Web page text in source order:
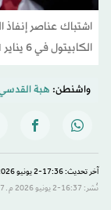
اشتباك عناصر
الكابيتول في 6 يناير 2021 (رويترز)
واشنطن: هبة
آخر تحديث: 17:36-2 يونيو 2026 م ـ 17 ذو الحِجّة 1447 هـ
نُشر: 16:37-2 يونيو 2026 م ـ 17 ذو الحِجّة 1447 هـ